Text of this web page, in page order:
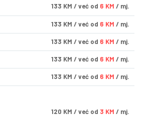
133 KM / već od 6 KM / mj.
133 KM / već od 6 KM / mj.
133 KM / već od 6 KM / mj.
133 KM / već od 6 KM / mj.
133 KM / već od 6 KM / mj.
120 KM / već od 3 KM / mj.